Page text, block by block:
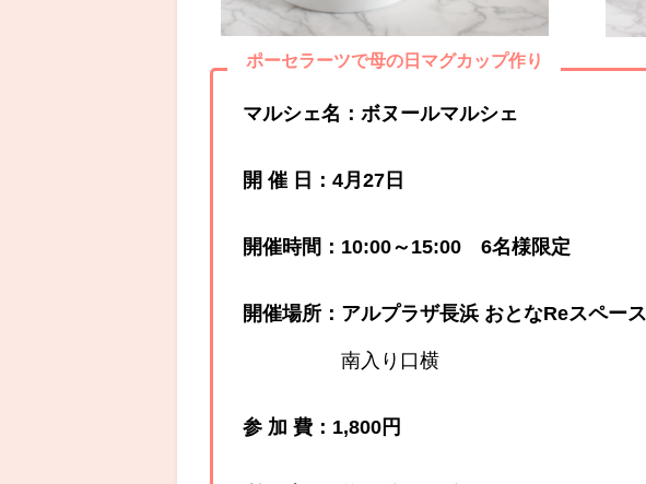
ポーセラーツで母の日マグカップ作り
マルシェ名：ボヌールマルシェ
開 催 日：4月27日
開催時間：10:00～15:00 6名様限定
開催場所：アルプラザ長浜 おとなReスペース
南入り口横
参 加 費：1,800円